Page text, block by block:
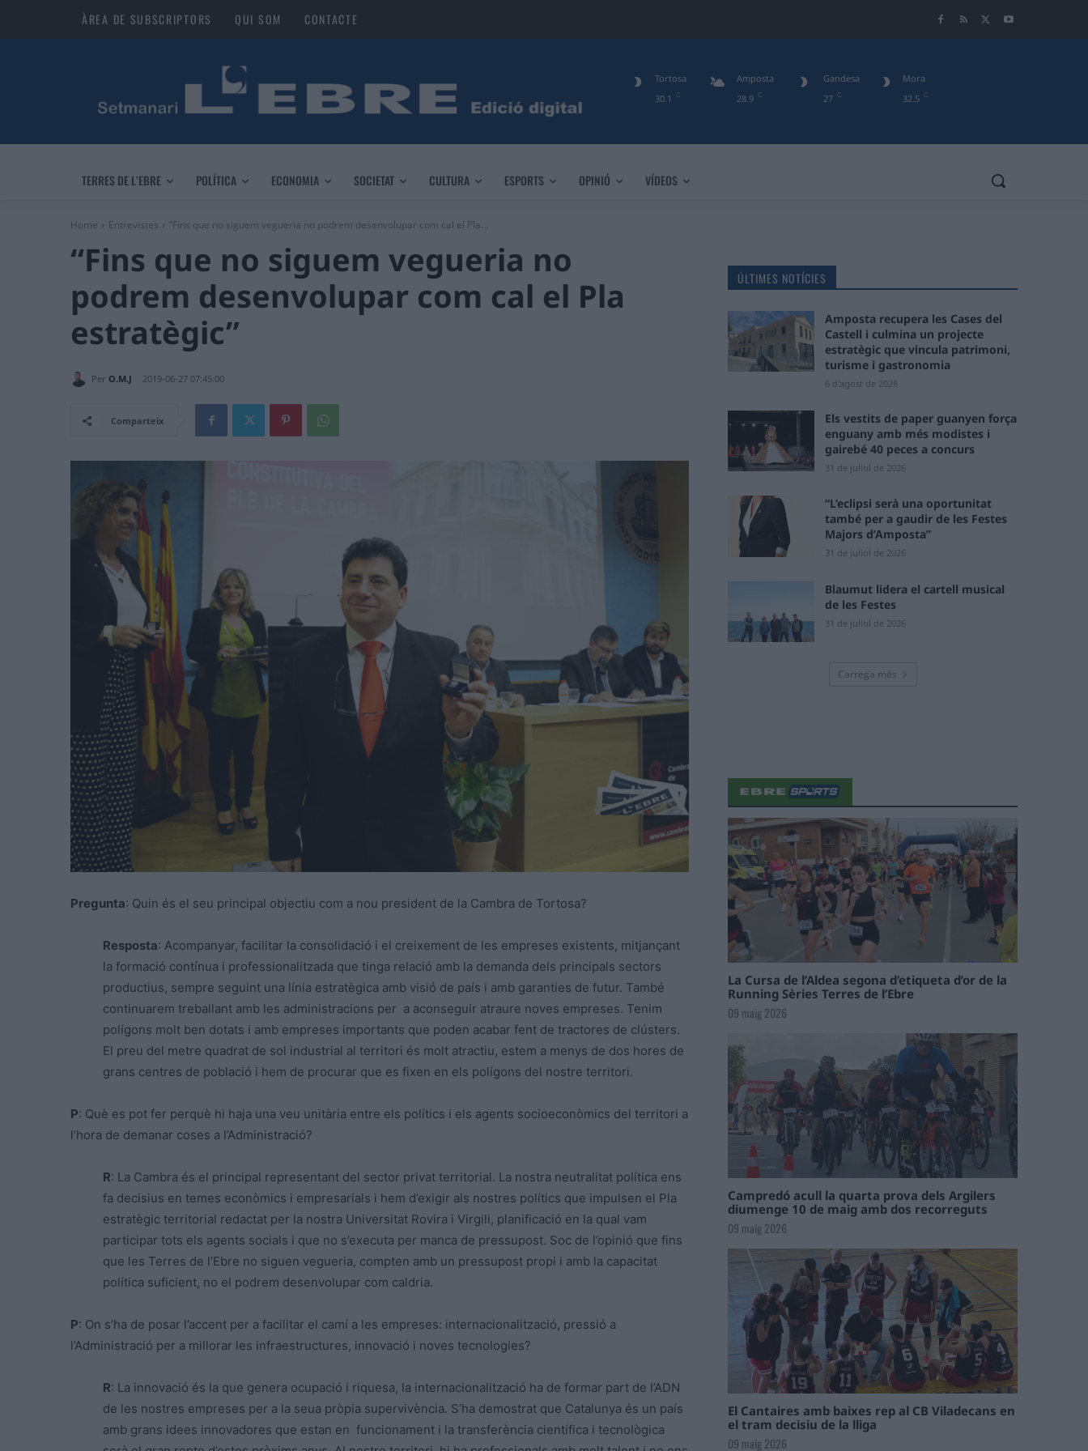
ÀREA DE SUBSCRIPTORS QUI SOM CONTACTE
30.1 C
Tortosa
28.9 C
Amposta
27 C
Gandesa
32.5 C
Mora
TERRES DE L’EBRE POLÍTICA ECONOMIA SOCIETAT CULTURA ESPORTS OPINIÓ VÍDEOS
Home Entrevistes “Fins que no siguem vegueria no podrem desenvolupar com cal el Pla...
“Fins que no siguem vegueria no
podrem desenvolupar com cal el Pla
estratègic”
Per O.M.J 2019-06-27 07:45:00
Comparteix
Pregunta: Quin és el seu principal objectiu com a nou president de la Cambra de Tortosa?
Resposta: Acompanyar, facilitar la consolidació i el creixement de les empreses existents, mitjançant
la formació contínua i professionalitzada que tinga relació amb la demanda dels principals sectors
productius, sempre seguint una línia estratègica amb visió de país i amb garanties de futur. També
continuarem treballant amb les administracions per a aconseguir atraure noves empreses. Tenim
polígons molt ben dotats i amb empreses importants que poden acabar fent de tractores de clústers.
El preu del metre quadrat de sol industrial al territori és molt atractiu, estem a menys de dos hores de
grans centres de població i hem de procurar que es fixen en els polígons del nostre territori.
P: Què es pot fer perquè hi haja una veu unitària entre els polítics i els agents socioeconòmics del territori a
l’hora de demanar coses a l’Administració?
R: La Cambra és el principal representant del sector privat territorial. La nostra neutralitat política ens
fa decisius en temes econòmics i empresarials i hem d’exigir als nostres polítics que impulsen el Pla
estratègic territorial redactat per la nostra Universitat Rovira i Virgili, planificació en la qual vam
participar tots els agents socials i que no s’executa per manca de pressupost. Soc de l’opinió que fins
que les Terres de l’Ebre no siguen vegueria, compten amb un pressupost propi i amb la capacitat
política suficient, no el podrem desenvolupar com caldria.
P: On s’ha de posar l’accent per a facilitar el camí a les empreses: internacionalització, pressió a
l’Administració per a millorar les infraestructures, innovació i noves tecnologies?
R: La innovació és la que genera ocupació i riquesa, la internacionalització ha de formar part de l’ADN
de les nostres empreses per a la seua pròpia supervivència. S’ha demostrat que Catalunya és un país
amb grans idees innovadores que estan en funcionament i la transferència científica i tecnològica
ÚLTIMES NOTÍCIES
Amposta recupera les Cases del
Castell i culmina un projecte
estratègic que vincula patrimoni,
turisme i gastronomia
6 d'agost de 2026
Els vestits de paper guanyen força
enguany amb més modistes i
gairebé 40 peces a concurs
31 de juliol de 2026
“L’eclipsi serà una oportunitat
també per a gaudir de les Festes
Majors d’Amposta”
31 de juliol de 2026
Blaumut lidera el cartell musical
de les Festes
31 de juliol de 2026
Carrega més
La Cursa de l’Aldea segona d’etiqueta d’or de la
Running Sèries Terres de l’Ebre
09 maig 2026
Campredó acull la quarta prova dels Argilers
diumenge 10 de maig amb dos recorreguts
09 maig 2026
El Cantaires amb baixes rep al CB Viladecans en
el tram decisiu de la lliga
09 maig 2026